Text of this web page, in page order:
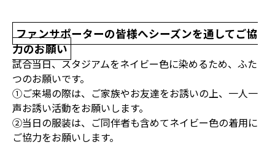
ファンサポーターの皆様へシーズンを通してご協
力のお願い
試合当日、スタジアムをネイビー色に染めるため、ふた
つのお願いです。
①ご来場の際は、ご家族やお友達をお誘いの上、一人一
声お誘い活動をお願いします。
②当日の服装は、ご同伴者も含めてネイビー色の着用に
ご協力をお願いします。